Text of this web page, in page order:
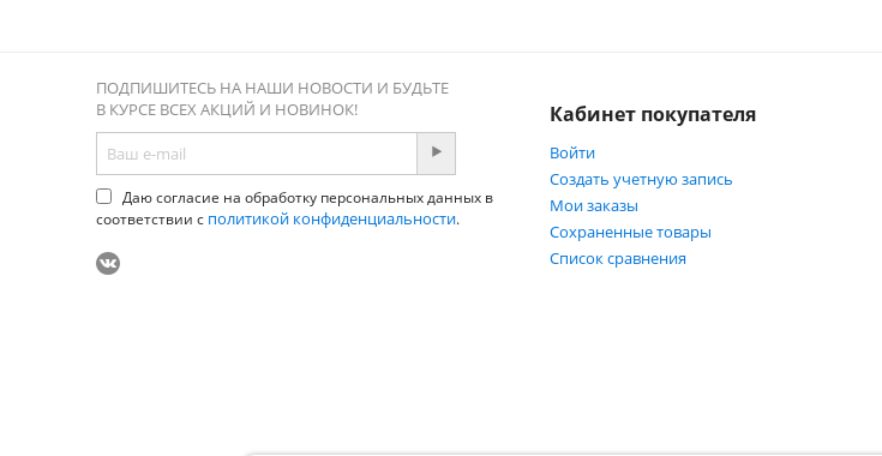
ПОДПИШИТЕСЬ НА НАШИ НОВОСТИ И БУДЬТЕ
В КУРСЕ ВСЕХ АКЦИЙ И НОВИНОК!
Даю согласие на обработку персональных данных в
соответствии с политикой конфиденциальности.
Кабинет покупателя
Войти
Создать учетную запись
Мои заказы
Сохраненные товары
Список сравнения